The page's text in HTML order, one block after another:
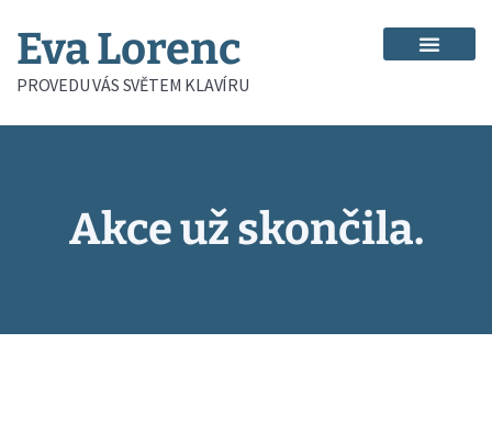
Eva Lorenc
PROVEDU VÁS SVĚTEM KLAVÍRU
Akce už skončila.